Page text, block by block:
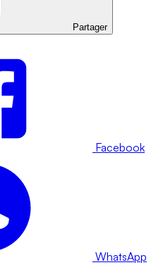
Partager
Facebook
WhatsApp